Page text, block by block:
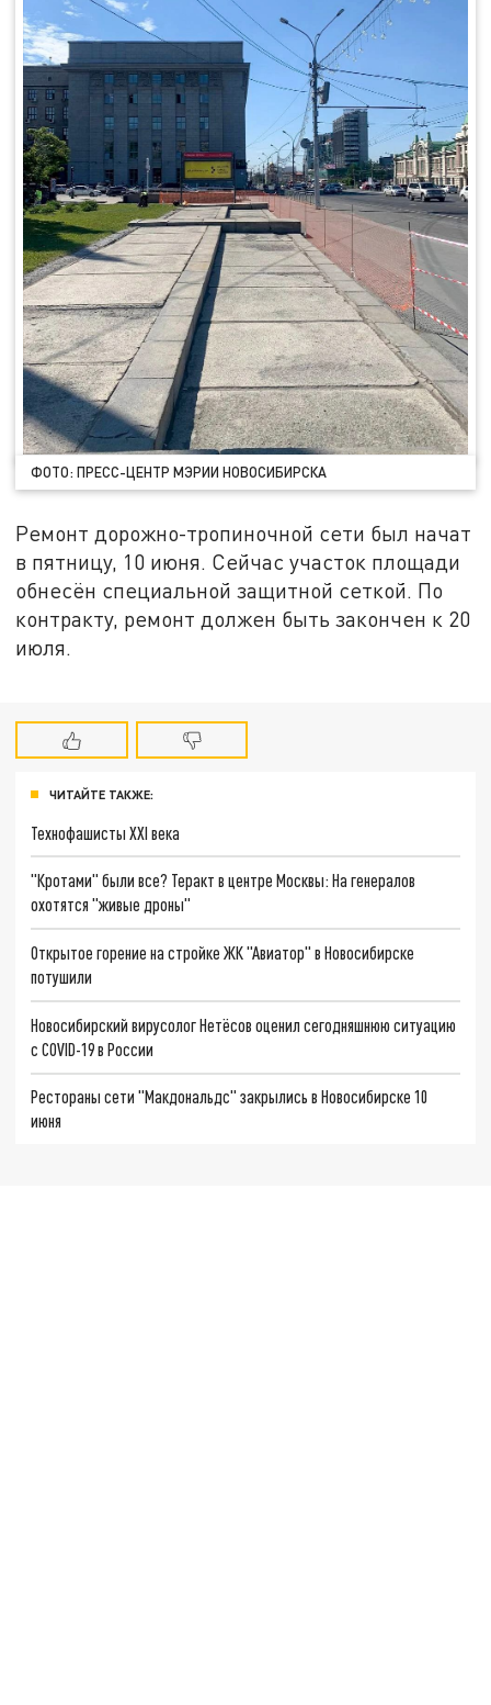
ФОТО: ПРЕСС-ЦЕНТР МЭРИИ НОВОСИБИРСКА
Ремонт дорожно-тропиночной сети был начат
в пятницу, 10 июня. Сейчас участок площади
обнесён специальной защитной сеткой. По
контракту, ремонт должен быть закончен к 20
июля.
ЧИТАЙТЕ ТАКЖЕ:
Технофашисты XXI века
"Кротами" были все? Теракт в центре Москвы: На генералов
охотятся "живые дроны"
Открытое горение на стройке ЖК "Авиатор" в Новосибирске
потушили
Новосибирский вирусолог Нетёсов оценил сегодняшнюю ситуацию
с COVID-19 в России
Рестораны сети "Макдональдс" закрылись в Новосибирске 10
июня